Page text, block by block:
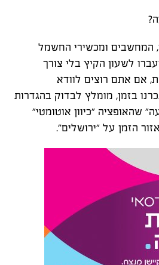
המחשבים ומכשירי החשמל
לשעון הקיץ בלי צורך
אם אתם רוצים לוודא
בזמן, מומלץ לבדוק בהגדרות
שהאופציה "כיוון אוטומטי"
הזמן על "ירושלים".